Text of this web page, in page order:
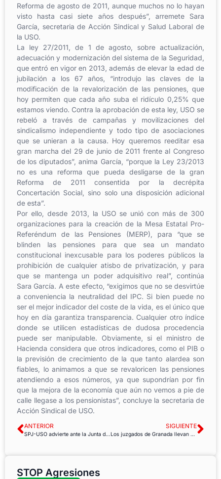
Reforma de agosto de 2011, aunque muchos no lo hayan
visto hasta casi siete años después”, arremete Sara
García, secretaria de Acción Sindical y Salud Laboral de
la USO.
La ley 27/2011, de 1 de agosto, sobre actualización,
adecuación y modernización del sistema de la Seguridad,
que entró en vigor en 2013, además de elevar la edad de
jubilación a los 67 años, “introdujo las claves de la
modificación de la revalorización de las pensiones, que
hoy permiten que cada año suba el ridículo 0,25% que
estamos viendo. Contra la aprobación de esta ley, USO se
rebeló a través de campañas y movilizaciones del
sindicalismo independiente y todo tipo de asociaciones
que se unieran a la causa. Hoy queremos reeditar esa
gran marcha del 29 de junio de 2011 frente al Congreso
de los diputados”, anima García, “porque la Ley 23/2013
no es una reforma que pueda desligarse de la gran
Reforma de 2011 consentida por la decrépita
Concertación Social, sino solo una disposición adicional
de esta”.
Por ello, desde 2013, la USO se unió con más de 300
organizaciones para la creación de la Mesa Estatal Pro-
Referéndum de las Pensiones (MERP), para “que se
blinden las pensiones para que sea un mandato
constitucional inexcusable para los poderes públicos la
prohibición de cualquier atisbo de privatización, y para
que se mantenga un poder adquisitivo real”, continúa
Sara García. A este efecto, “exigimos que no se desvirtúe
a conveniencia la neutralidad del IPC. Si bien puede no
ser el mejor indicador del coste de la vida, es el único que
hoy en día garantiza transparencia. Cualquier otro índice
donde se utilicen estadísticas de dudosa procedencia
puede ser manipulable. Obviamente, si el ministro de
Hacienda considera que otros indicadores, como el PIB o
la previsión de crecimiento de la que tanto alardea son
fiables, lo animamos a que se revaloricen las pensiones
atendiendo a esos números, ya que supondrían por fin
que la mejora de la economía que aún no vemos a pie de
calle llegase a los pensionistas”, concluye la secretaria de
Acción Sindical de USO.
ANTERIOR
SPJ-USO advierte ante la Junta de la situación «extrema» de los juzgados de Peñarroya-Pueblonuevo
SIGUIENTE
Los juzgados de Granada llevan un año sin plan de emergencia pese a los requerimientos de la Inspección de Trabajo
STOP Agresiones